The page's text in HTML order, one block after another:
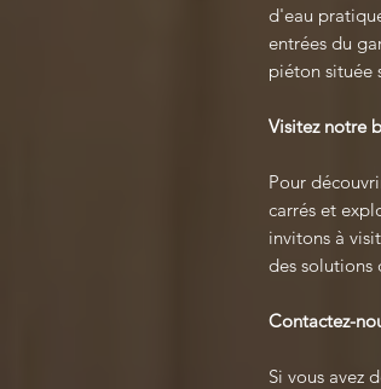
d'eau
entrées du
piéton située
Visitez notre
Pour
carrés et
invitons à
des solutions
Contactez-
Si vous avez